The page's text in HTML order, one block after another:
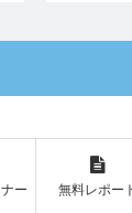
ー 無料レポー